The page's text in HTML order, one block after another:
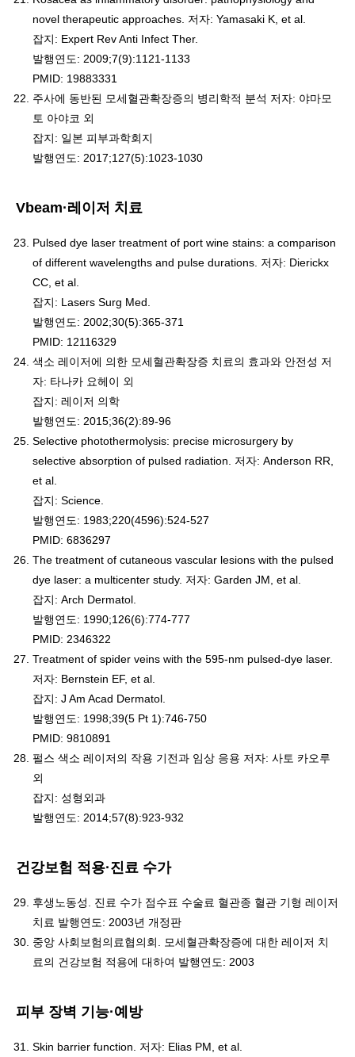
novel therapeutic approaches. 저자: Yamasaki K, et al.
잡지: Expert Rev Anti Infect Ther.
발행연도: 2009;7(9):1121-1133
PMID: 19883331
주사에 동반된 모세혈관확장증의 병리학적 분석 저자: 야마모
토 아야코 외
잡지: 일본 피부과학회지
발행연도: 2017;127(5):1023-1030
Vbeam·레이저 치료
Pulsed dye laser treatment of port wine stains: a comparison
of different wavelengths and pulse durations. 저자: Dierickx
CC, et al.
잡지: Lasers Surg Med.
발행연도: 2002;30(5):365-371
PMID: 12116329
색소 레이저에 의한 모세혈관확장증 치료의 효과와 안전성 저
자: 타나카 요헤이 외
잡지: 레이저 의학
발행연도: 2015;36(2):89-96
Selective photothermolysis: precise microsurgery by
selective absorption of pulsed radiation. 저자: Anderson RR,
et al.
잡지: Science.
발행연도: 1983;220(4596):524-527
PMID: 6836297
The treatment of cutaneous vascular lesions with the pulsed
dye laser: a multicenter study. 저자: Garden JM, et al.
잡지: Arch Dermatol.
발행연도: 1990;126(6):774-777
PMID: 2346322
Treatment of spider veins with the 595-nm pulsed-dye laser.
저자: Bernstein EF, et al.
잡지: J Am Acad Dermatol.
발행연도: 1998;39(5 Pt 1):746-750
PMID: 9810891
펄스 색소 레이저의 작용 기전과 임상 응용 저자: 사토 카오루
외
잡지: 성형외과
발행연도: 2014;57(8):923-932
건강보험 적용·진료 수가
후생노동성. 진료 수가 점수표 수술료 혈관종 혈관 기형 레이저
치료 발행연도: 2003년 개정판
중앙 사회보험의료협의회. 모세혈관확장증에 대한 레이저 치
료의 건강보험 적용에 대하여 발행연도: 2003
피부 장벽 기능·예방
Skin barrier function. 저자: Elias PM, et al.